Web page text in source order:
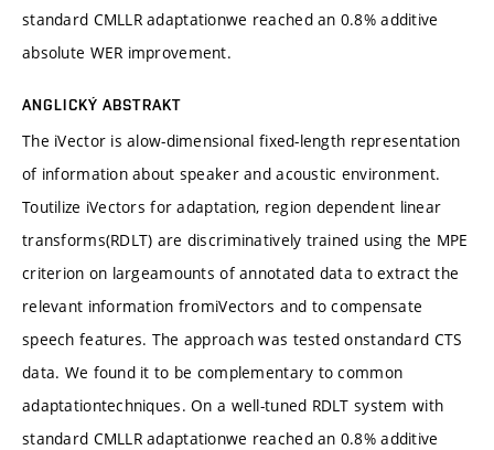
standard CMLLR adaptationwe reached an 0.8% additive
absolute WER improvement.
ANGLICKÝ ABSTRAKT
The iVector is alow-dimensional fixed-length representation
of information about speaker and acoustic environment.
Toutilize iVectors for adaptation, region dependent linear
transforms(RDLT) are discriminatively trained using the MPE
criterion on largeamounts of annotated data to extract the
relevant information fromiVectors and to compensate
speech features. The approach was tested onstandard CTS
data. We found it to be complementary to common
adaptationtechniques. On a well-tuned RDLT system with
standard CMLLR adaptationwe reached an 0.8% additive